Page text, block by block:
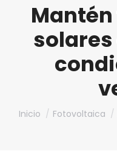
Estás aquí:
Inicio Fotovoltaica